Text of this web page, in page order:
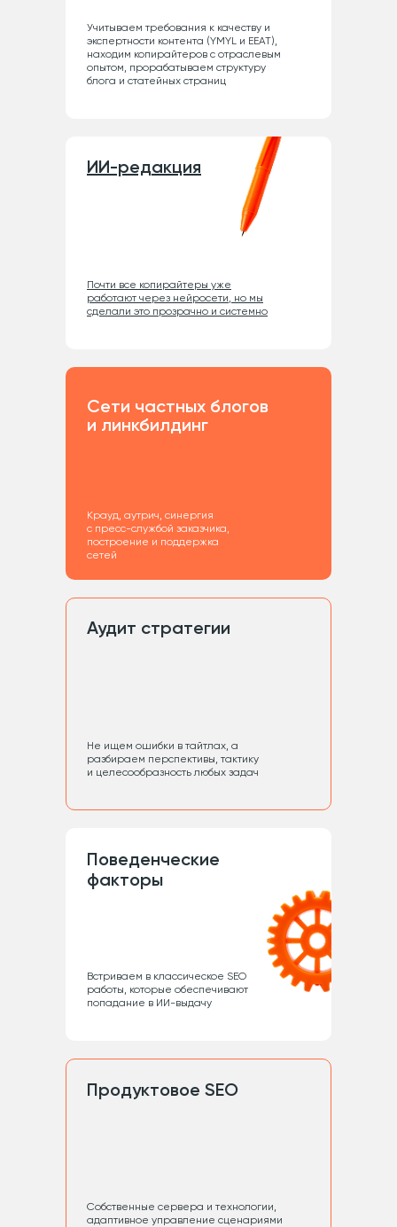
Аудит стратегии
Не ищем ошибки в тайтлах, а
разбираем перспективы, тактику
и целесообразность любых задач
Продуктовое SEO
Собственные сервера и технологии,
адаптивное управление сценариями
ИИ-редакция
Почти все копирайтеры уже
работают через нейросети, но мы
сделали это прозрачно и системно
Сети частных блогов
и линкбилдинг
Крауд, аутрич, синергия
с пресс-службой заказчика,
построение и поддержка
сетей
Учитываем требования к качеству и
экспертности контента (YMYL и EEAT),
находим копирайтеров с отраслевым
опытом, прорабатываем структуру
блога и статейных страниц
Поведенческие
факторы
Встриваем в классическое SEO
работы, которые обеспечивают
попадание в ИИ-выдачу